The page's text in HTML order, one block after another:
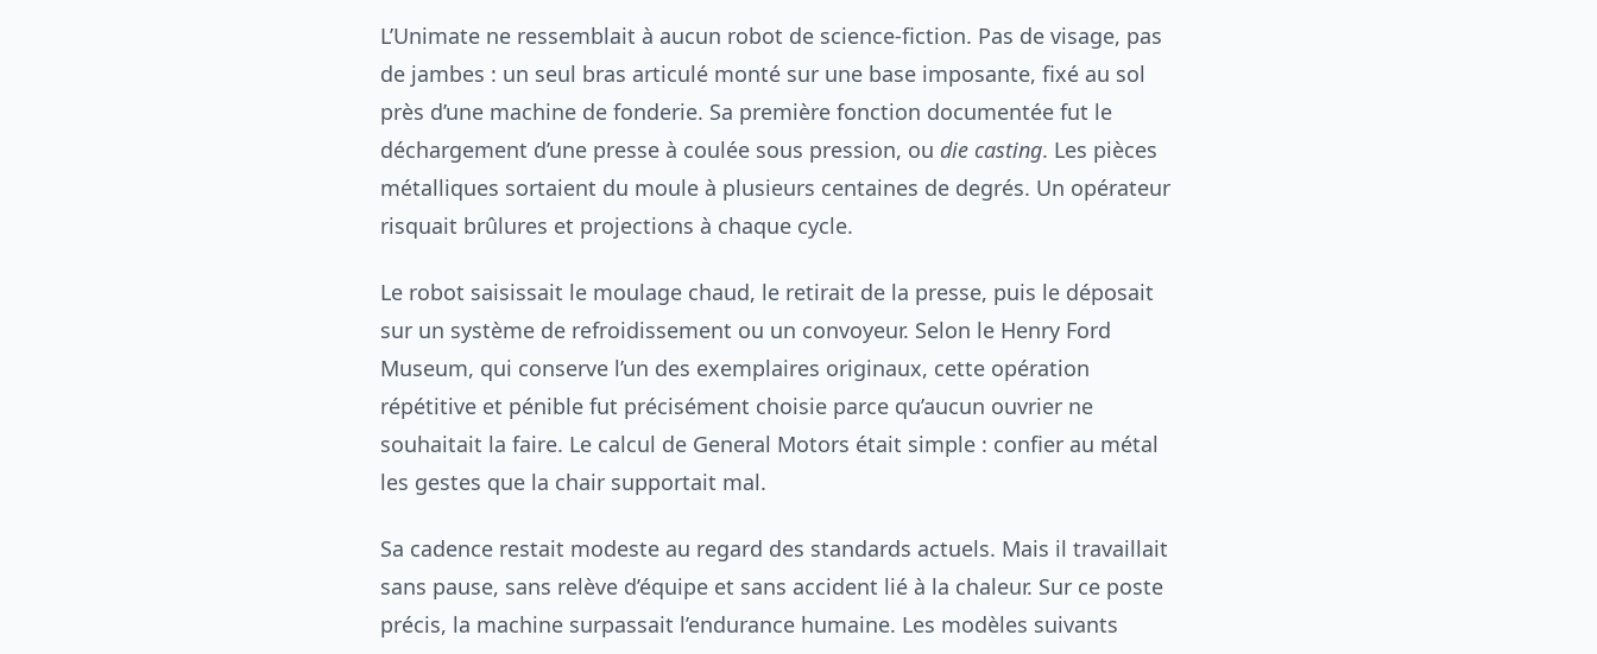
L’Unimate ne ressemblait à aucun robot de science-fiction. Pas de visage, pas
de jambes : un seul bras articulé monté sur une base imposante, fixé au sol
près d’une machine de fonderie. Sa première fonction documentée fut le
déchargement d’une presse à coulée sous pression, ou die casting. Les pièces
métalliques sortaient du moule à plusieurs centaines de degrés. Un opérateur
risquait brûlures et projections à chaque cycle.
Le robot saisissait le moulage chaud, le retirait de la presse, puis le déposait
sur un système de refroidissement ou un convoyeur. Selon le Henry Ford
Museum, qui conserve l’un des exemplaires originaux, cette opération
répétitive et pénible fut précisément choisie parce qu’aucun ouvrier ne
souhaitait la faire. Le calcul de General Motors était simple : confier au métal
les gestes que la chair supportait mal.
Sa cadence restait modeste au regard des standards actuels. Mais il travaillait
sans pause, sans relève d’équipe et sans accident lié à la chaleur. Sur ce poste
précis, la machine surpassait l’endurance humaine. Les modèles suivants